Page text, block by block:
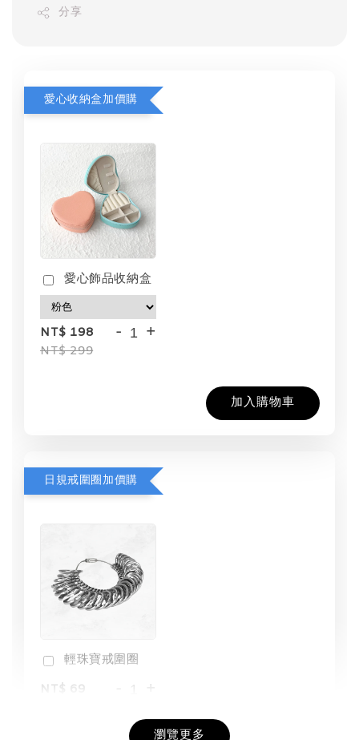
分享
愛心收納盒加價購
愛心飾品收納盒
NT$ 198
NT$ 299
- +
加入購物車
日規戒圍圈加價購
輕珠寶戒圍圈
NT$ 69
+
瀏覽更多